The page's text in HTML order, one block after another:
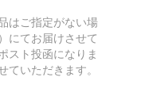
はご指定がない場
にてお届けさせて
スト投函になりま
いただきます。